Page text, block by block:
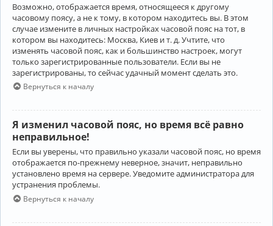
Возможно, отображается время, относящееся к другому
часовому поясу, а не к тому, в котором находитесь вы. В этом
случае измените в личных настройках часовой пояс на тот, в
котором вы находитесь: Москва, Киев и т. д. Учтите, что
изменять часовой пояс, как и большинство настроек, могут
только зарегистрированные пользователи. Если вы не
зарегистрированы, то сейчас удачный момент сделать это.
Вернуться к началу
Я изменил часовой пояс, но время всё равно
неправильное!
Если вы уверены, что правильно указали часовой пояс, но время
отображается по-прежнему неверное, значит, неправильно
установлено время на сервере. Уведомите администратора для
устранения проблемы.
Вернуться к началу